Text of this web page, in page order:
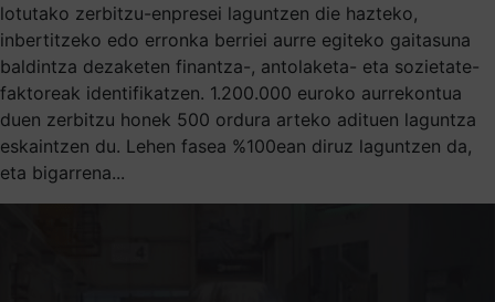
lotutako zerbitzu-enpresei laguntzen die hazteko,
inbertitzeko edo erronka berriei aurre egiteko gaitasuna
baldintza dezaketen finantza-, antolaketa- eta sozietate-
faktoreak identifikatzen. 1.200.000 euroko aurrekontua
duen zerbitzu honek 500 ordura arteko adituen laguntza
eskaintzen du. Lehen fasea %100ean diruz laguntzen da,
eta bigarrena...